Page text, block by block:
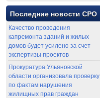
Последние новости СРО
Качество проведения
капремонта зданий и жилых
домов будет усилено за счет
экспертизы проектов
Прокуратура Ульяновской
области организовала проверку
по фактам нарушения
жилищных прав граждан